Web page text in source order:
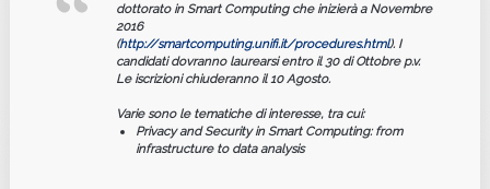
dottorato in Smart Computing che inizierà a Novembre
2016
(http://smartcomputing.unifi.it/procedures.html). I
candidati dovranno laurearsi entro il 30 di Ottobre p.v.
Le iscrizioni chiuderanno il10 Agosto.
Varie sono le tematiche di interesse, tra cui:
Privacy and Security in Smart Computing: from
infrastructure to data analysis